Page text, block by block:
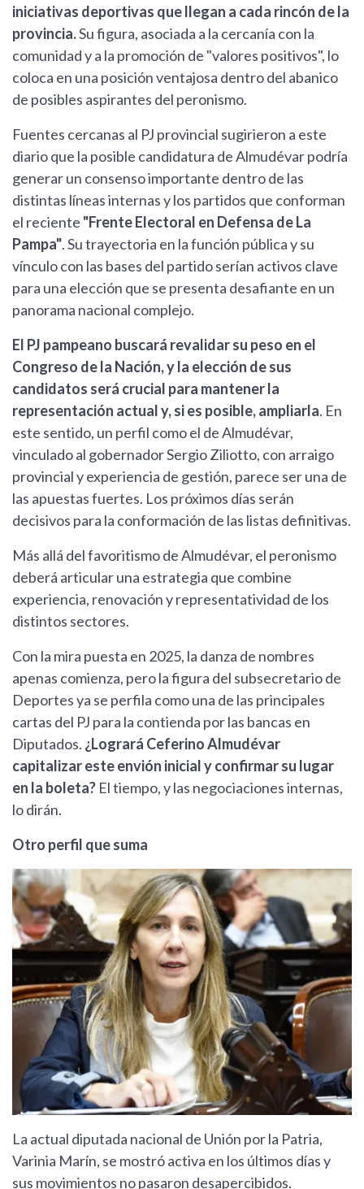
iniciativas deportivas que llegan a cada rincón de la
provincia.Su figura, asociada a la cercanía con la
comunidad y a la promoción de "valores positivos", lo
coloca en una posición ventajosa dentro del abanico
de posibles aspirantes del peronismo.
Fuentes cercanas al PJ provincial sugirieron a este
diario que la posible candidatura de Almudévar podría
generar un consenso importante dentro de las
distintas líneas internas y los partidos que conforman
el reciente "Frente Electoral en Defensa de La
Pampa". Su trayectoria en la función pública y su
vínculo con las bases del partido serían activos clave
para una elección que se presenta desafiante en un
panorama nacional complejo.
El PJ pampeano buscará revalidar su peso en el
Congreso de la Nación, y la elección de sus
candidatos será crucial para mantener la
representación actual y, si es posible, ampliarla. En
este sentido, un perfil como el de Almudévar,
vinculado al gobernador Sergio Ziliotto, con arraigo
provincial y experiencia de gestión, parece ser una de
las apuestas fuertes. Los próximos días serán
decisivos para la conformación de las listas definitivas.
Más allá del favoritismo de Almudévar, el peronismo
deberá articular una estrategia que combine
experiencia, renovación y representatividad de los
distintos sectores.
Con la mira puesta en 2025, la danza de nombres
apenas comienza, pero la figura del subsecretario de
Deportes ya se perfila como una de las principales
cartas del PJ para la contienda por las bancas en
Diputados. ¿Logrará Ceferino Almudévar
capitalizar este envión inicial y confirmar su lugar
en la boleta? El tiempo, y las negociaciones internas,
lo dirán.
Otro perfil que suma
La actual diputada nacional de Unión por la Patria,
Varinia Marín, se mostró activa en los últimos días y
sus movimientos no pasaron desapercibidos.